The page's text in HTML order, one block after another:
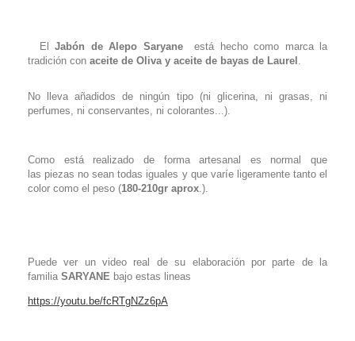
ElJabón de Alepo Saryaneestá hecho como marca la
tradición con aceite de Oliva y aceite de bayas de Laurel .
No lleva añadidos de ningún tipo (ni glicerina, ni grasas, ni
perfumes, ni conservantes, ni colorantes...).
Como está realizado de forma artesanal es normal que
las piezas no sean todas iguales y que varíe ligeramente tanto el
color como el peso (180-210gr aprox.).
Puede ver un video real de su elaboración por parte de la
familia SARYANE bajo estas lineas
https://youtu.be/fcRTgNZz6pA